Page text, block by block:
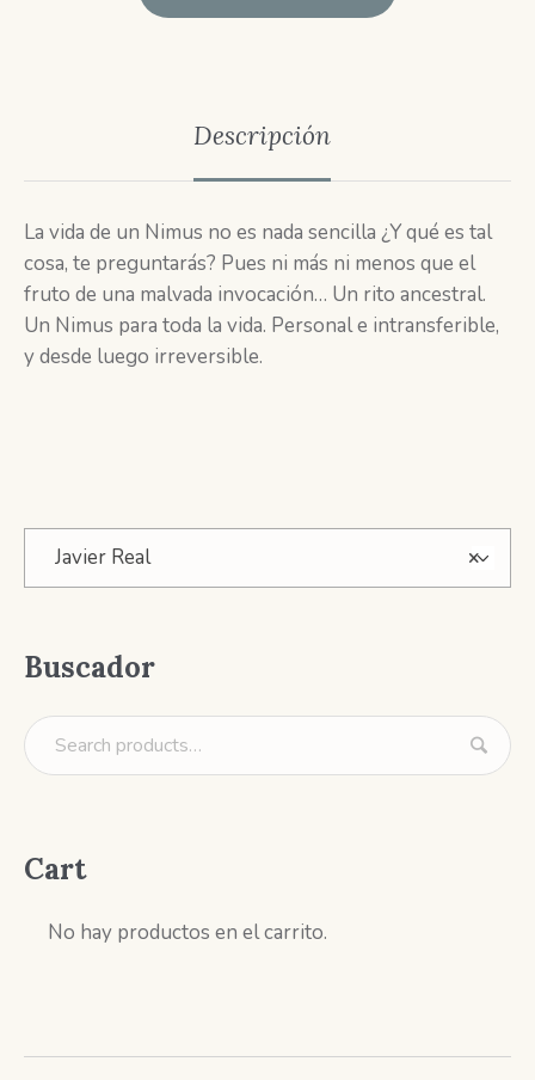
Descripción
La vida de un Nimus no es nada sencilla ¿Y qué es tal
cosa, te preguntarás? Pues ni más ni menos que el
fruto de una malvada invocación… Un rito ancestral.
Un Nimus para toda la vida. Personal e intransferible,
y desde luego irreversible.
×
Javier Real
Buscador
Cart
No hay productos en el carrito.